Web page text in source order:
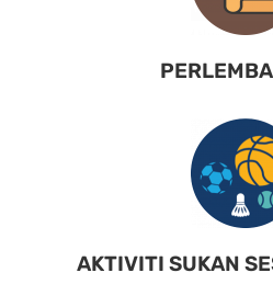
AKTIVITI SUKAN